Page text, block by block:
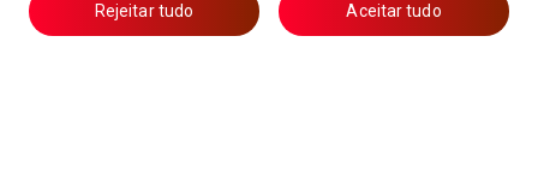
Rejeitar tudo Aceitar tudo